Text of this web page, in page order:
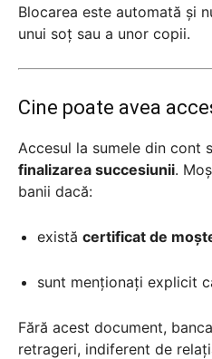
Blocarea este automată și
unui soț sau a unor copii.
Cine poate avea
Accesul la sumele din cont
finalizarea succesiunii.
banii dacă:
există certificat de
sunt menționați explicit
Fără acest document,
retrageri, indiferent de